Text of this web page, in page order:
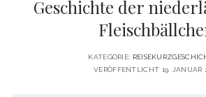
Geschichte der
KATEGORIE:
VERÖFFENTLICHT 19. JANUAR